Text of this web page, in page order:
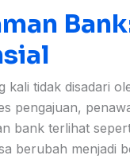
kali tidak disadari
pengajuan,
bank terlihat
berubah menjadi